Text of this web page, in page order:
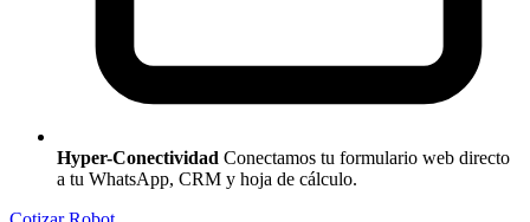
Hyper-Conectividad Conectamos tu formulario web directo
a tu WhatsApp, CRM y hoja de cálculo.